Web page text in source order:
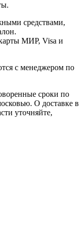
средствами,
МИР, Visa и
с менеджером по
сроки по
О доставке в
уточняйте,